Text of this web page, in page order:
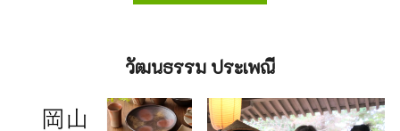
วัฒนธรรม ประเพณี